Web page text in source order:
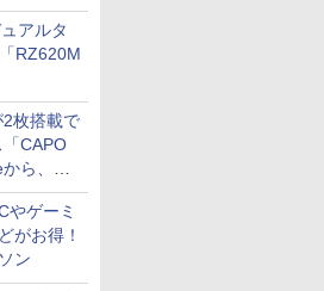
載
アルタ
RZ620M
枚搭載で
CAPO
ら、カ
やゲーミ
がお得！
ン